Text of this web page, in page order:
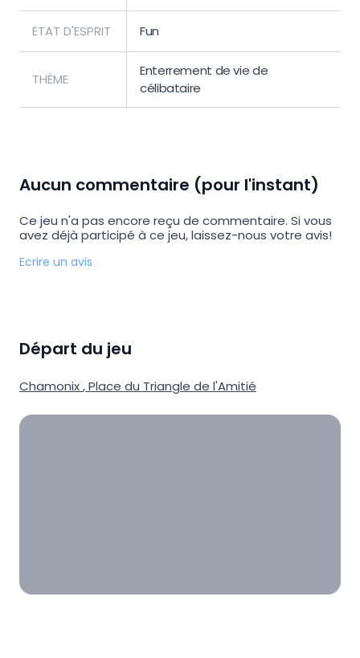
ETAT D'ESPRIT Fun
THÈME
Enterrement de vie de
célibataire
Aucun commentaire (pour l'instant)
Ce jeu n'a pas encore reçu de commentaire. Si vous
avez déjà participé à ce jeu, laissez-nous votre avis!
Ecrire un avis
Départ du jeu
Chamonix,Place du Triangle de l'Amitié